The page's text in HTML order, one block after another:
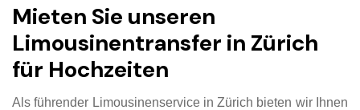
Mieten Sie unseren
Limousinentransfer in Zürich
für Hochzeiten
Als führender Limousinenservice in Zürich bieten wir Ihnen